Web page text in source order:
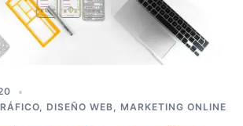
, DISEÑO WEB, MARKETING ONLINE